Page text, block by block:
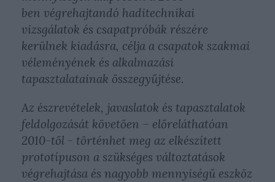
ben végrehajtandó haditechnikai
vizsgálatok és csapatpróbák részére
kerülnek kiadásra, célja a csapatok szakmai
véleményének és alkalmazási
tapasztalatainak összegyűjtése.
Az észrevételek, javaslatok és tapasztalatok
feldolgozását követően – előreláthatóan
2010-től - történhet meg az elkészített
prototípuson a szükséges változtatások
végrehajtása és nagyobb mennyiségű eszköz